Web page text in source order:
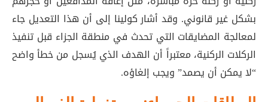
بشكل غير قانوني. وقد أشار كولينا إلى أن هذا التعديل جاء
لمعالجة المضايقات التي تحدث في منطقة الجزاء قبل تنفيذ
الركلات الركنية، معتبراً أن الهدف الذي يُسجل من خطأ واضح
“لا يمكن أن يصمد” ويجب إلغاؤه.